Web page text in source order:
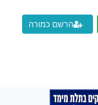
הרשם כמורה